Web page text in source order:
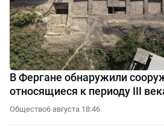
В Фергане обнаружили
относящиеся к периоду III
Общество6 августа 18:46